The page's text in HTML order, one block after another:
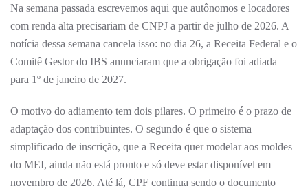
Na semana passada escrevemos aqui que autônomos e locadores
com renda alta precisariam de CNPJ a partir de julho de 2026. A
notícia dessa semana cancela isso: no dia 26, a Receita Federal e o
Comitê Gestor do IBS anunciaram que a obrigação foi adiada
para 1º de janeiro de 2027.
O motivo do adiamento tem dois pilares. O primeiro é o prazo de
adaptação dos contribuintes. O segundo é que o sistema
simplificado de inscrição, que a Receita quer modelar aos moldes
do MEI, ainda não está pronto e só deve estar disponível em
novembro de 2026. Até lá, CPF continua sendo o documento